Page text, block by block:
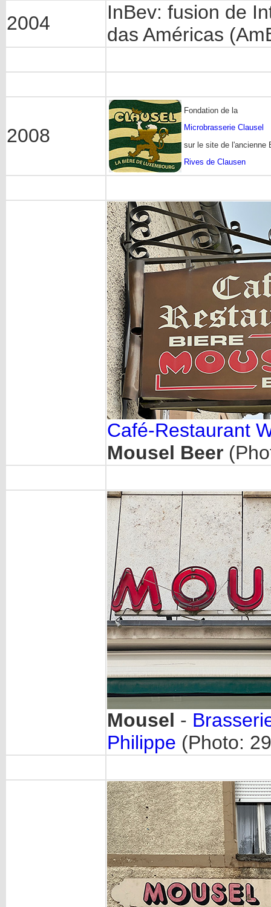
2004
InBev: fusion de
das Américas
2008
Fondation de la
Microbrasserie Clausel
sur le site de l'ancienne
Rives de Clausen
Café-Restaurant
Mousel Beer
Mousel -
Philippe (Photo: